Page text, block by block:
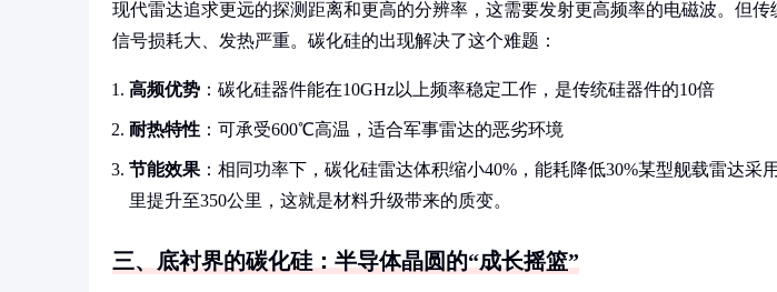
现代雷达追求更远的探测距离和更高的分辨率，这需要发射更高频率的电磁波。但
信号损耗大、发热严重。碳化硅的出现解决了这个难题：
高频优势 ：碳化硅器件能在10GHz以上频率稳定工作，是传统硅器件的10倍
耐热特性 ：可承受600℃高温，适合军事雷达的恶劣环境
节能效果 ：相同功率下，碳化硅雷达体积缩小40%，能耗降低30%某型舰载雷达采
里提升至350公里，这就是材料升级带来的质变。
三、底衬界的碳化硅：半导体晶圆的“成长摇篮”